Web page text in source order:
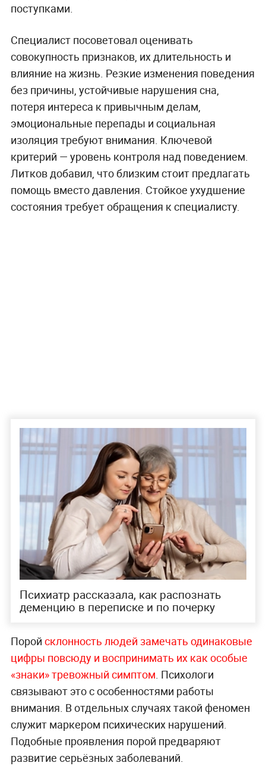
поступками.
Специалист посоветовал оценивать
совокупность признаков, их длительность и
влияние на жизнь. Резкие изменения поведения
без причины, устойчивые нарушения сна,
потеря интереса к привычным делам,
эмоциональные перепады и социальная
изоляция требуют внимания. Ключевой
критерий — уровень контроля над поведением.
Литков добавил, что близким стоит предлагать
помощь вместо давления. Стойкое ухудшение
состояния требует обращения к специалисту.
Психиатр рассказала, как распознать
деменцию в переписке и по почерку
Порой склонность людей замечать одинаковые
цифры повсюду и воспринимать их как особые
«знаки» тревожный симптом. Психологи
связывают это с особенностями работы
внимания. В отдельных случаях такой феномен
служит маркером психических нарушений.
Подобные проявления порой предваряют
развитие серьёзных заболеваний.